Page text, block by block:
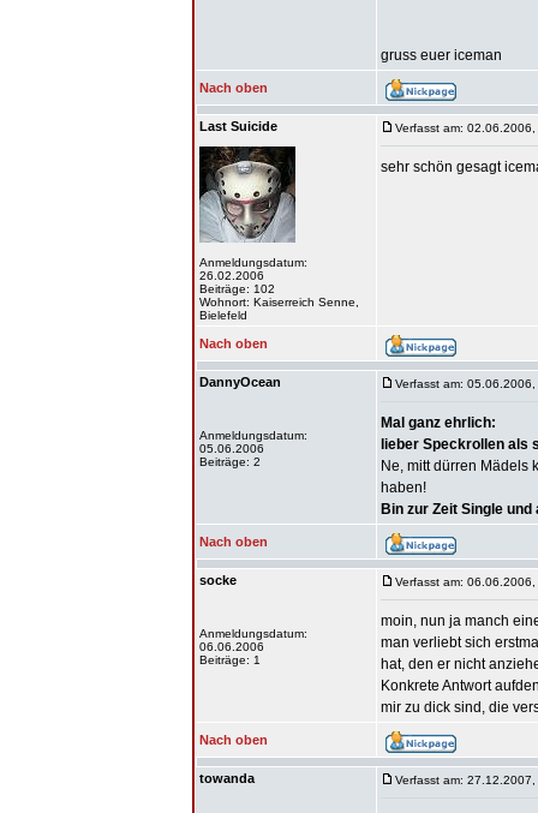
gruss euer iceman
Nach oben
Last Suicide
Anmeldungsdatum:
26.02.2006
Beiträge: 102
Wohnort: Kaiserreich Senne,
Bielefeld
Verfasst am:
sehr schön gesagt
Nach oben
DannyOcean
Anmeldungsdatum:
05.06.2006
Beiträge: 2
Verfasst am:
Mal ganz ehrlich:
lieber Speckrollen als
Ne, mitt dürren Mädels
haben!
Bin zur Zeit Single
Nach oben
socke
Anmeldungsdatum:
06.06.2006
Beiträge: 1
Verfasst am:
moin, nun ja manch
man verliebt sich
hat, den er nicht
Konkrete Antwort
mir zu dick sind, die
Nach oben
towanda Verfasst am: